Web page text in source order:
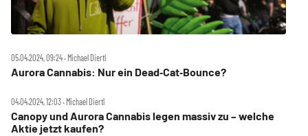
05.04.2024, 09:24 ‧ Michael Diertl
Aurora Cannabis: Nur ein Dead‑Cat‑Bounce?
04.04.2024, 12:03 ‧ Michael Diertl
Canopy und Aurora Cannabis legen massiv zu – welche
Aktie jetzt kaufen?